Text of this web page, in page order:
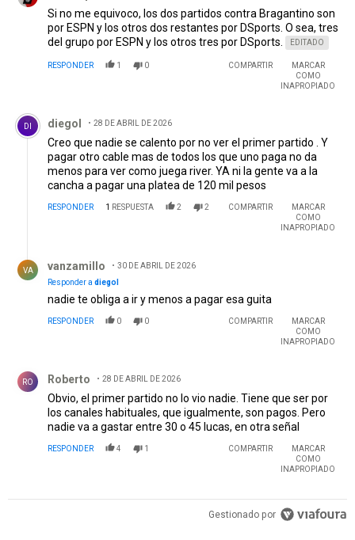
Si no me equivoco, los dos partidos contra Bragantino son
por ESPN y los otros dos restantes por DSports. O sea, tres
del grupo por ESPN y los otros tres por DSports.
EDITADO
RESPONDER 1 0 COMPARTIR
MARCAR
COMO
INAPROPIADO
Comentario de diegol.
DI diegol 28 DE ABRIL DE 2026
Creo que nadie se calento por no ver el primer partido . Y
pagar otro cable mas de todos los que uno paga no da
menos para ver como juega river. YA ni la gente va a la
cancha a pagar una platea de 120 mil pesos
RESPONDER 1 RESPUESTA 2 2 COMPARTIR
MARCAR
COMO
INAPROPIADO
VA vanzamillo
30 DE ABRIL DE 2026
Responder a diegol
nadie te obliga a ir y menos a pagar esa guita
RESPONDER 0 0 COMPARTIR
MARCAR
COMO
INAPROPIADO
RO Roberto 28 DE ABRIL DE 2026
Obvio, el primer partido no lo vio nadie. Tiene que ser por
los canales habituales, que igualmente, son pagos. Pero
nadie va a gastar entre 30 o 45 lucas, en otra señal
RESPONDER 4 1 COMPARTIR
MARCAR
COMO
INAPROPIADO
Gestionado por